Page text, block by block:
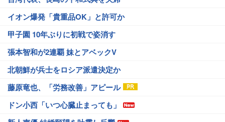
イオン爆発「貴重品OK」と許可か
甲子園 10年ぶりに初戦で姿消す
張本智和が2連覇 妹とアベックV
北朝鮮が兵士をロシア派遣決定か
藤原竜也、「労務改善」アピール
ドン小西「いつ心臓止まっても」